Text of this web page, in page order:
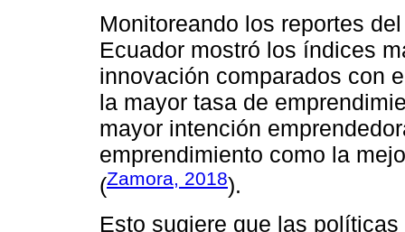
Monitoreando los reportes
Ecuador mostró los índices
innovación comparados con
la mayor tasa de
mayor intención
emprendimiento como la
(Zamora, 2018).
Esto sugiere que las